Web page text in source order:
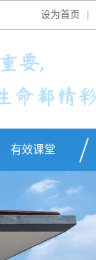
设为首页
有效课堂